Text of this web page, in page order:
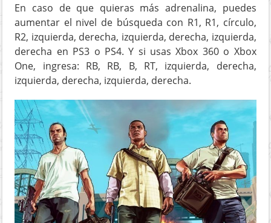
En caso de que quieras más adrenalina, puedes
aumentar el nivel de búsqueda con R1, R1, círculo,
R2, izquierda, derecha, izquierda, derecha, izquierda,
derecha en PS3 o PS4. Y si usas Xbox 360 o Xbox
One, ingresa: RB, RB, B, RT, izquierda, derecha,
izquierda, derecha, izquierda, derecha.